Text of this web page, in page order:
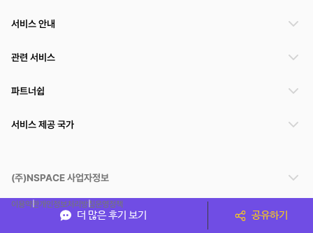
더 많은 후기 보기 공유하기
서비스 안내
관련 서비스
파트너쉽
서비스 제공 국가
(주)NSPACE 사업자정보
이용약관개인정보처리방침운영정책
스페이스클라우드는 통신판매중개자이며 통신판매의 당사자가 아닙니다. 따라서 스페이스클